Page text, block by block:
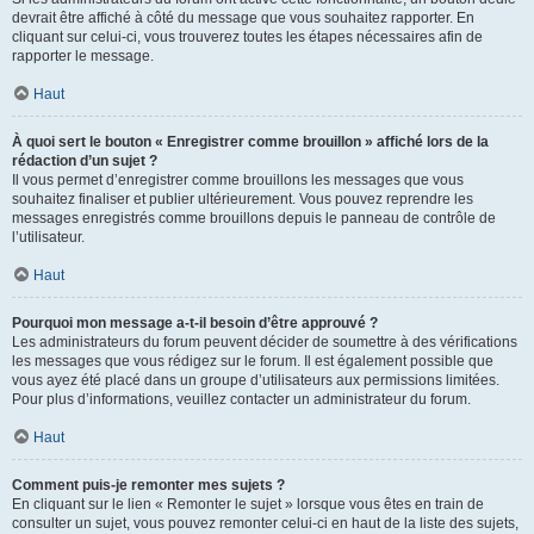
devrait être affiché à côté du message que vous souhaitez rapporter. En
cliquant sur celui-ci, vous trouverez toutes les étapes nécessaires afin de
rapporter le message.
Haut
À quoi sert le bouton « Enregistrer comme brouillon » affiché lors de la
rédaction d’un sujet ?
Il vous permet d’enregistrer comme brouillons les messages que vous
souhaitez finaliser et publier ultérieurement. Vous pouvez reprendre les
messages enregistrés comme brouillons depuis le panneau de contrôle de
l’utilisateur.
Haut
Pourquoi mon message a-t-il besoin d’être approuvé ?
Les administrateurs du forum peuvent décider de soumettre à des vérifications
les messages que vous rédigez sur le forum. Il est également possible que
vous ayez été placé dans un groupe d’utilisateurs aux permissions limitées.
Pour plus d’informations, veuillez contacter un administrateur du forum.
Haut
Comment puis-je remonter mes sujets ?
En cliquant sur le lien « Remonter le sujet » lorsque vous êtes en train de
consulter un sujet, vous pouvez remonter celui-ci en haut de la liste des sujets,